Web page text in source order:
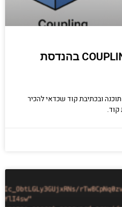
DECOUPLING ו-COUPLING בהנדסת
ובכתיבת קוד שכדאי להכיר